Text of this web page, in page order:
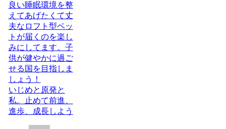
良い睡眠環境を整
えてあげたくて丈
夫なロフト型ベッ
トが届くのを楽し
みにしてます。子
供が健やかに過ご
せる国を目指しま
しょう！
いじめと原発と
私。止めて前進、
進歩、成長しよう